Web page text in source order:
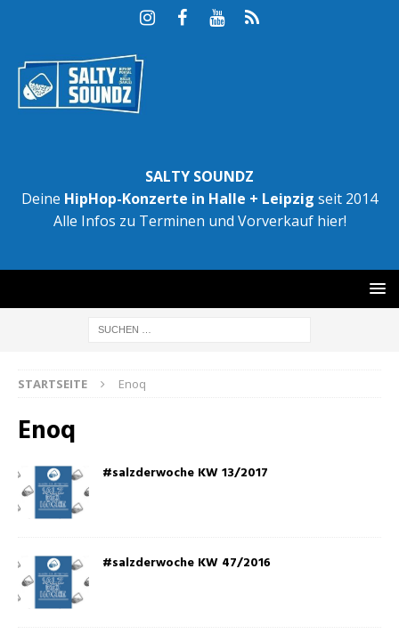
SALTY SOUNDZ
Deine HipHop-Konzerte in Halle + Leipzig seit 2014
Alle Infos zu Terminen und Vorverkauf hier!
STARTSEITE Enoq
Enoq
#salzderwoche KW 13/2017
#salzderwoche KW 47/2016